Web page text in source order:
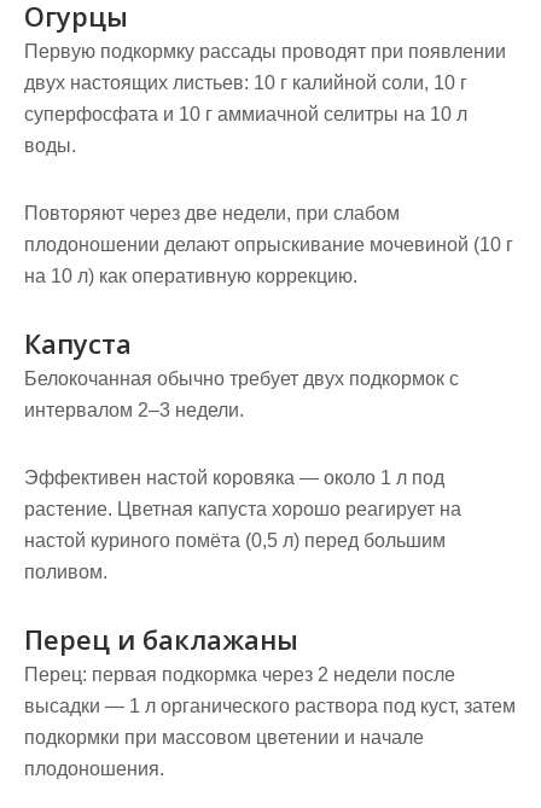
Огурцы
Первую подкормку рассады проводят при появлении
двух настоящих листьев: 10 г калийной соли, 10 г
суперфосфата и 10 г аммиачной селитры на 10 л
воды.
Повторяют через две недели, при слабом
плодоношении делают опрыскивание мочевиной (10 г
на 10 л) как оперативную коррекцию.
Капуста
Белокочанная обычно требует двух подкормок с
интервалом 2–3 недели.
Эффективен настой коровяка — около 1 л под
растение. Цветная капуста хорошо реагирует на
настой куриного помёта (0,5 л) перед большим
поливом.
Перец и баклажаны
Перец: первая подкормка через 2 недели после
высадки — 1 л органического раствора под куст, затем
подкормки при массовом цветении и начале
плодоношения.